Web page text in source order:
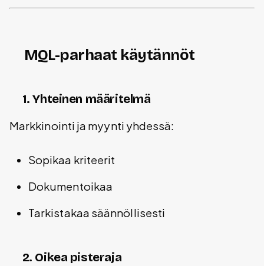
MQL-parhaat käytännöt
1. Yhteinen määritelmä
Markkinointi ja myynti yhdessä:
Sopikaa kriteerit
Dokumentoikaa
Tarkistakaa säännöllisesti
2. Oikea pisteraja